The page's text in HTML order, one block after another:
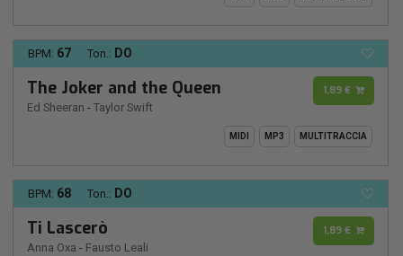
BPM: 67 Ton.: DO
The Joker and the Queen
Ed Sheeran - Taylor Swift
1,89 €
MIDI MP3 MULTITRACCIA
BPM: 68 Ton.: DO
Ti Lascerò
Anna Oxa - Fausto Leali
1,89 €